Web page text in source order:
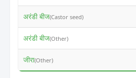
अरंडी बीज(Castor seed)
अरंडी बीज(Other)
जीरा(Other)